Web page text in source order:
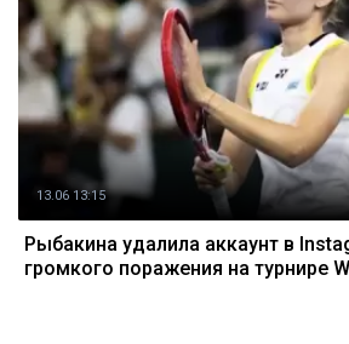
13.06 13:15
Рыбакина удалила аккаунт в
громкого поражения на турнире